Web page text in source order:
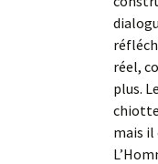
réel,
plus.
mais il